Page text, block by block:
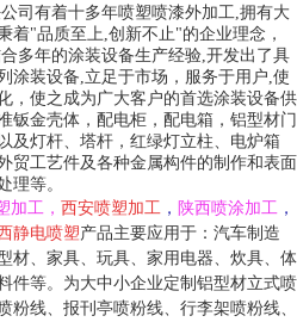
司有着十多年喷塑喷漆外加工,拥有大
着"品质至上 创新不止 "的企业理念，
多年的涂装设备生产经验 开发出了具
涂装设备 立足于市场，服务于用户 使
，使之成为广大客户的首选涂装设备供
钣金壳体，配电柜，配电箱，铝型材门
及灯杆、塔杆，红绿灯立柱、电炉箱
贸工艺件及各种金属构件的制作和表面
理等。
加工 ， 西安喷塑加工 ， 陕西喷涂加工 ，
静电喷塑产品主要应用于：汽车制造
材、家具、玩具、家用电器、炊具、体
件等。为大中小企业定制铝型材立式喷
粉线、报刊亭喷粉线、行李架喷粉线、